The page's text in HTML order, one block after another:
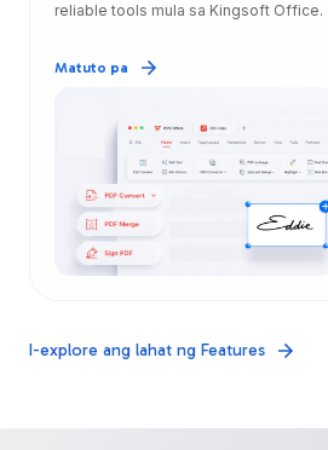
reliable tools mula sa Kingsoft Office.
Matuto pa
I-explore ang lahat ng Features